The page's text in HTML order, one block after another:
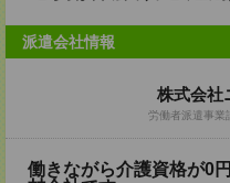
派遣会社情報
株式会社
労働者派遣事
働きながら介護資格が0